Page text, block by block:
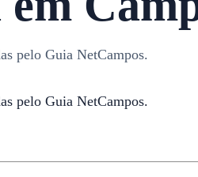
pelo Guia NetCampos.
pelo Guia NetCampos.